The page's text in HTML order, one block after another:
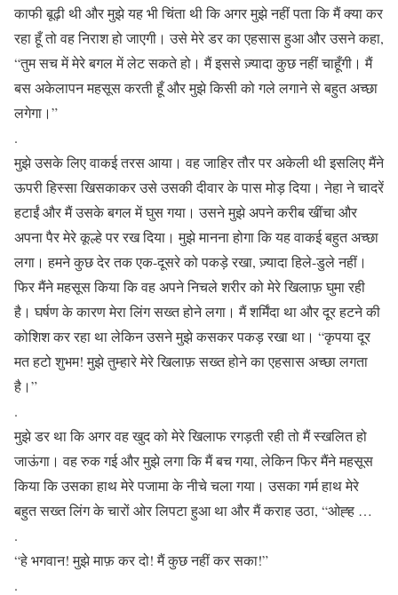
काफी बूढ़ी थी और मुझे यह भी चिंता थी कि अगर मुझे नहीं पता कि मैं क्या कर
रहा हूँ तो वह निराश हो जाएगी। उसे मेरे डर का एहसास हुआ और उसने कहा,
“तुम सच में मेरे बगल में लेट सकते हो। मैं इससे ज़्यादा कुछ नहीं चाहूँगी। मैं
बस अकेलापन महसूस करती हूँ और मुझे किसी को गले लगाने से बहुत अच्छा
लगेगा।”
.
मुझे उसके लिए वाकई तरस आया। वह जाहिर तौर पर अकेली थी इसलिए मैंने
ऊपरी हिस्सा खिसकाकर उसे उसकी दीवार के पास मोड़ दिया। नेहा ने चादरें
हटाईं और मैं उसके बगल में घुस गया। उसने मुझे अपने करीब खींचा और
अपना पैर मेरे कूल्हे पर रख दिया। मुझे मानना ​​होगा कि यह वाकई बहुत अच्छा
लगा। हमने कुछ देर तक एक-दूसरे को पकड़े रखा, ज़्यादा हिले-डुले नहीं।
फिर मैंने महसूस किया कि वह अपने निचले शरीर को मेरे खिलाफ़ घुमा रही
है। घर्षण के कारण मेरा लिंग सख्त होने लगा। मैं शर्मिंदा था और दूर हटने की
कोशिश कर रहा था लेकिन उसने मुझे कसकर पकड़ रखा था। “कृपया दूर
मत हटो शुभम! मुझे तुम्हारे मेरे खिलाफ़ सख्त होने का एहसास अच्छा लगता
है।”
.
मुझे डर था कि अगर वह खुद को मेरे खिलाफ रगड़ती रही तो मैं स्खलित हो
जाऊंगा। वह रुक गई और मुझे लगा कि मैं बच गया, लेकिन फिर मैंने महसूस
किया कि उसका हाथ मेरे पजामा के नीचे चला गया। उसका गर्म हाथ मेरे
बहुत सख्त लिंग के चारों ओर लिपटा हुआ था और मैं कराह उठा, “ओह्ह …
.
“हे भगवान! मुझे माफ़ कर दो! मैं कुछ नहीं कर सका!”
.